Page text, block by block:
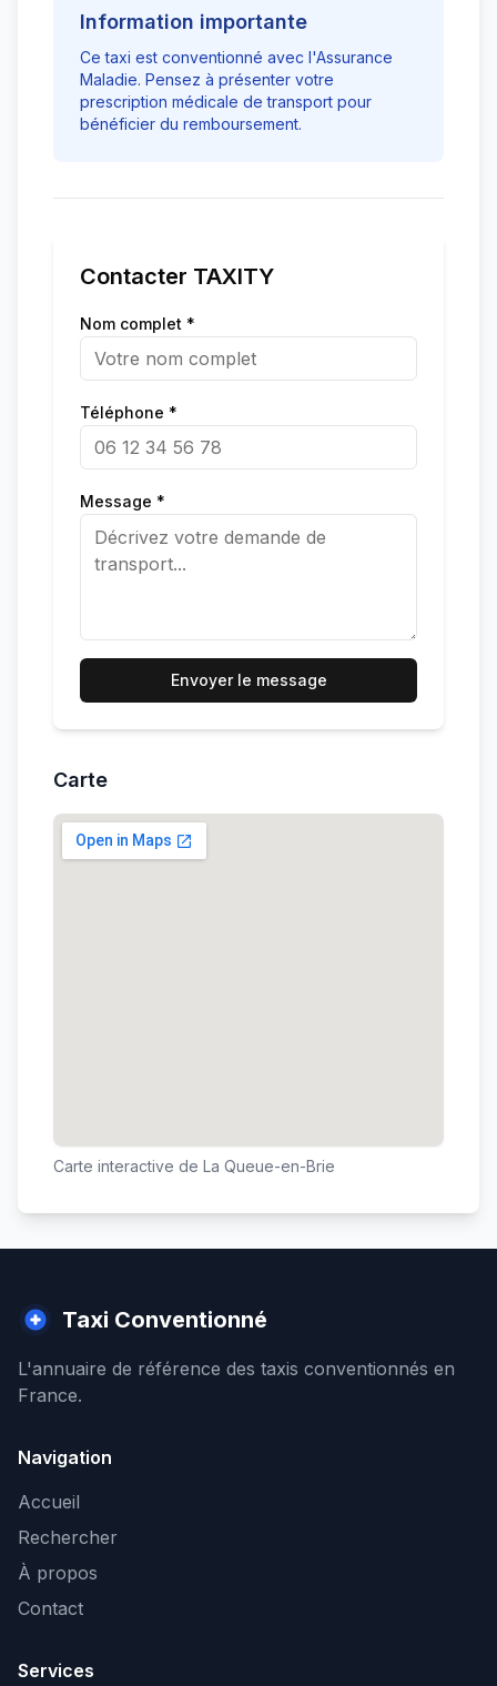
Information importante
Ce taxi est conventionné avec l'Assurance
Maladie. Pensez à présenter votre
prescription médicale de transport pour
bénéficier du remboursement.
Contacter TAXITY
Nom complet *
Téléphone *
Message *
Envoyer le message
Carte
Carte interactive de La Queue-en-Brie
Taxi Conventionné
L'annuaire de référence des taxis conventionnés en
France.
Navigation
Accueil
Rechercher
À propos
Contact
Services